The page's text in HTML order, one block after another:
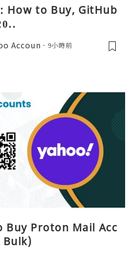
How to Buy, GitHub
Accoun 9小時前
Buy Proton Mail Acc
Bulk)